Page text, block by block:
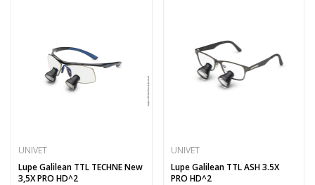
UNIVET
Lupe Galilean TTL TECHNE New
3,5X PRO HD^2
UNIVET
Lupe Galilean TTL ASH 3.5X
PRO HD^2